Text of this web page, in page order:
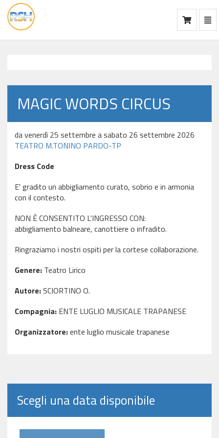
vai
alla
MAGIC WORDS CIRCUS
da venerdì 25 settembre a sabato 26 settembre 2026
TEATRO M.TONINO PARDO-TP
Dress Code
E' gradito un abbigliamento curato, sobrio e in armonia
con il contesto.
NON È CONSENTITO L'INGRESSO CON:
abbigliamento balneare, canottiere o infradito.
Ringraziamo i nostri ospiti per la cortese collaborazione.
Genere: Teatro Lirico
Autore:SCIORTINO O.
Compagnia: ENTE LUGLIO MUSICALE TRAPANESE
Organizzatore:ente luglio musicale trapanese
Scegli una data disponibile